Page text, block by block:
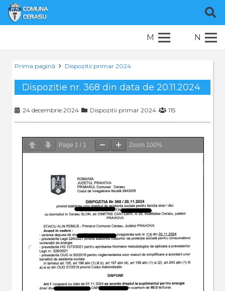
M N
Prima pagină Dispozitii primar 2024
Dispozitie nr. 368 din data de 20.11.2024
24 decembrie 2024 Dispozitii primar 2024 115
Page 1 / 1 Zoom 100%